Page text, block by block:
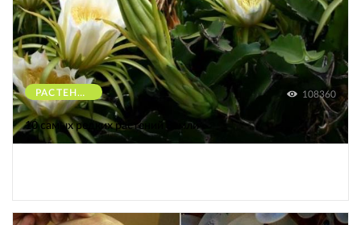
РАСТЕНИЯ 108360
10 самых редких растений Земли